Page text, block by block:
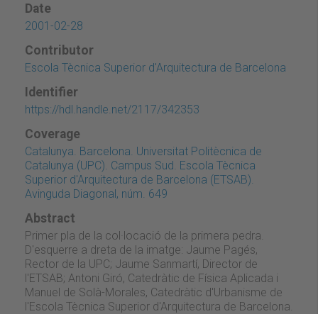
Date
2001-02-28
Contributor
Escola Tècnica Superior d'Arquitectura de Barcelona
Identifier
https://hdl.handle.net/2117/342353
Coverage
Catalunya. Barcelona. Universitat Politècnica de
Catalunya (UPC). Campus Sud. Escola Tècnica
Superior d'Arquitectura de Barcelona (ETSAB).
Avinguda Diagonal, núm. 649
Abstract
Primer pla de la col·locació de la primera pedra.
D'esquerre a dreta de la imatge: Jaume Pagés,
Rector de la UPC; Jaume Sanmartí, Director de
l'ETSAB; Antoni Giró, Catedràtic de Física Aplicada i
Manuel de Solà-Morales, Catedràtic d'Urbanisme de
l'Escola Tècnica Superior d'Arquitectura de Barcelona.